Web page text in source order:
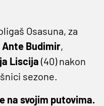
Osasuna, za
Ante Budimir,
Liscija (40) nakon
sezone.
na svojim putovima.